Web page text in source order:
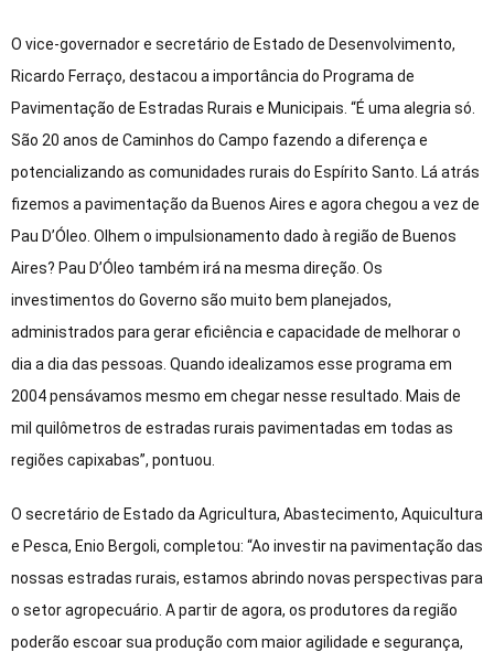
O vice-governador e secretário de Estado de Desenvolvimento,
Ricardo Ferraço, destacou a importância do Programa de
Pavimentação de Estradas Rurais e Municipais. “É uma alegria só.
São 20 anos de Caminhos do Campo fazendo a diferença e
potencializando as comunidades rurais do Espírito Santo. Lá atrás
fizemos a pavimentação da Buenos Aires e agora chegou a vez de
Pau D’Óleo. Olhem o impulsionamento dado à região de Buenos
Aires? Pau D’Óleo também irá na mesma direção. Os
investimentos do Governo são muito bem planejados,
administrados para gerar eficiência e capacidade de melhorar o
dia a dia das pessoas. Quando idealizamos esse programa em
2004 pensávamos mesmo em chegar nesse resultado. Mais de
mil quilômetros de estradas rurais pavimentadas em todas as
regiões capixabas”, pontuou.
O secretário de Estado da Agricultura, Abastecimento, Aquicultura
e Pesca, Enio Bergoli, completou: “Ao investir na pavimentação das
nossas estradas rurais, estamos abrindo novas perspectivas para
o setor agropecuário. A partir de agora, os produtores da região
poderão escoar sua produção com maior agilidade e segurança,